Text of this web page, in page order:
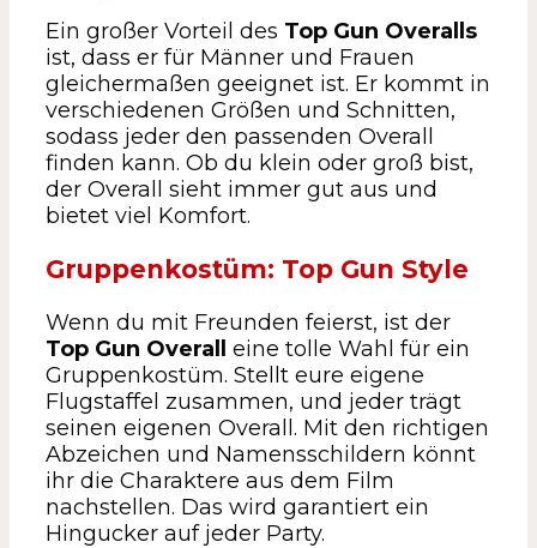
Ein großer Vorteil des Top Gun Overalls
ist, dass er für Männer und Frauen
gleichermaßen geeignet ist. Er kommt in
verschiedenen Größen und Schnitten,
sodass jeder den passenden Overall
finden kann. Ob du klein oder groß bist,
der Overall sieht immer gut aus und
bietet viel Komfort.
Gruppenkostüm: Top Gun Style
Wenn du mit Freunden feierst, ist der
Top Gun Overall
eine tolle Wahl für ein
Gruppenkostüm. Stellt eure eigene
Flugstaffel zusammen, und jeder trägt
seinen eigenen Overall. Mit den richtigen
Abzeichen und Namensschildern könnt
ihr die Charaktere aus dem Film
nachstellen. Das wird garantiert ein
Hingucker auf jeder Party.